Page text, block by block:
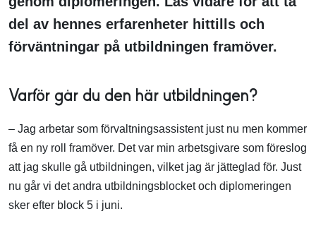
del av hennes erfarenheter hittills och
förväntningar på utbildningen framöver.
Varför går du den här utbildningen?
– Jag arbetar som förvaltningsassistent just nu men kommer
få en ny roll framöver. Det var min arbetsgivare som föreslog
att jag skulle gå utbildningen, vilket jag är jätteglad för. Just
nu går vi det andra utbildningsblocket och diplomeringen
sker efter block 5 i juni.